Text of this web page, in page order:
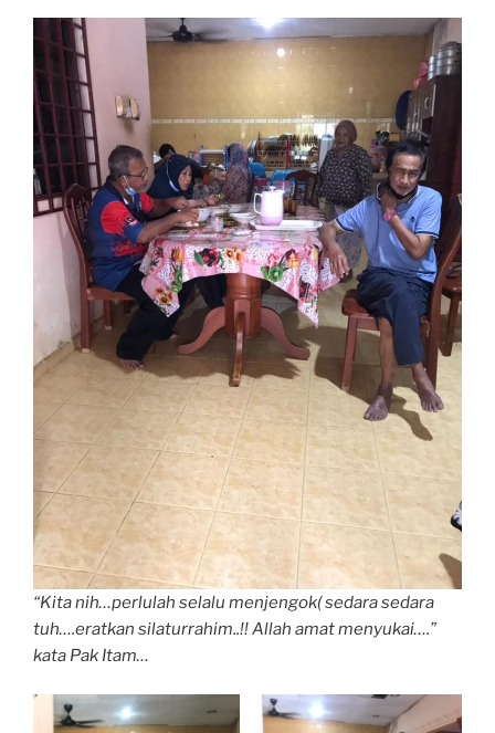
“Kita nih…perlulah selalu menjengok( sedara sedara
tuh….eratkan silaturrahim..!! Allah amat menyukai….”
kata Pak Itam…